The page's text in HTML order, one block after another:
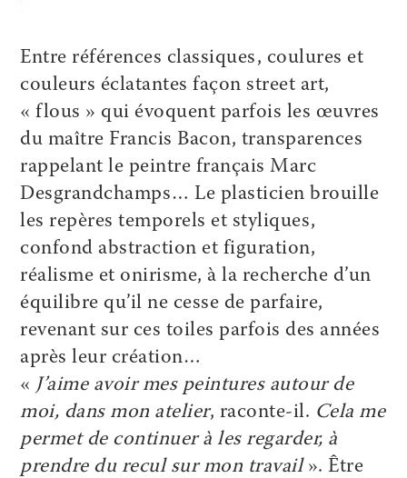
Entre références classiques, coulures et
couleurs éclatantes façon street art,
« flous » qui évoquent parfois les œuvres
du maître Francis Bacon, transparences
rappelant le peintre français Marc
Desgrandchamps… Le plasticien brouille
les repères temporels et styliques,
confond abstraction et figuration,
réalisme et onirisme, à la recherche d’un
équilibre qu’il ne cesse de parfaire,
revenant sur ces toiles parfois des années
après leur création…
« J’aime avoir mes peintures autour de
moi, dans mon atelier, raconte-il. Cela me
permet de continuer à les regarder, à
prendre du recul sur mon travail». Être